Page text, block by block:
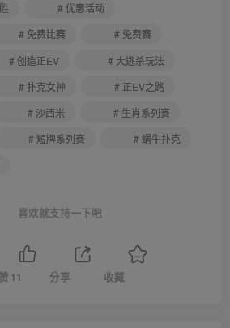
# 优惠活动
# 免费比赛
# 免费赛
# 创造正EV
# 大逃杀玩法
# 扑克女神
# 正EV之路
# 沙西米
# 生肖系列赛
# 短牌系列赛
# 蜗牛扑克
喜欢就支持一下吧
11 分享 收藏